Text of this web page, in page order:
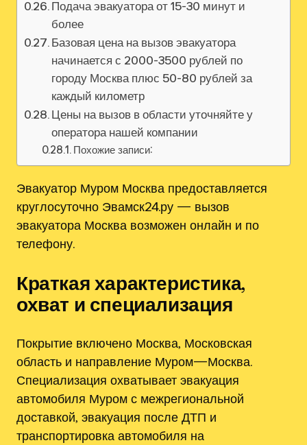
Подача эвакуатора от 15-30 минут и
более
Базовая цена на вызов эвакуатора
начинается с 2000-3500 рублей по
городу Москва плюс 50-80 рублей за
каждый километр
Цены на вызов в области уточняйте у
оператора нашей компании
Похожие записи:
Эвакуатор Муром Москва предоставляется
круглосуточно Эвамск24.ру — вызов
эвакуатора Москва возможен онлайн и по
телефону.
Краткая характеристика,
охват и специализация
Покрытие включено Москва‚ Московская
область и направление Муром—Москва.
Специализация охватывает эвакуация
автомобиля Муром с межрегиональной
доставкой‚ эвакуация после ДТП и
транспортировка автомобиля на